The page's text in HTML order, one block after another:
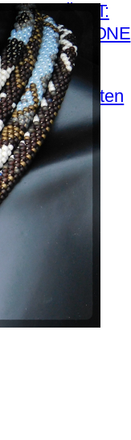
GESCHÜTZT:
HERRINGBONE
WOCHE III
die archivketten